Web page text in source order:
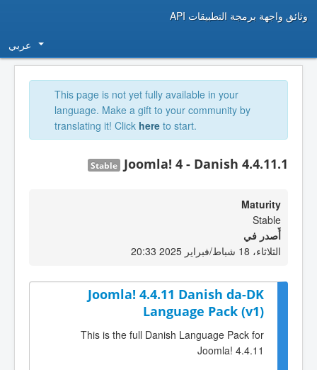
وثائق واجهة برمجة التطبيقات API
عربي
This page is not yet fully available in your
language. Make a gift to your community by
translating it! Click here to start.
Joomla! 4 - Danish 4.4.11.1
Stable
Maturity
Stable
أٌصدر في
الثلاثاء، 18 شباط/فبراير 2025 20:33
Joomla! 4.4.11 Danish da-DK
Language Pack (v1)
This is the full Danish Language Pack for
Joomla! 4.4.11